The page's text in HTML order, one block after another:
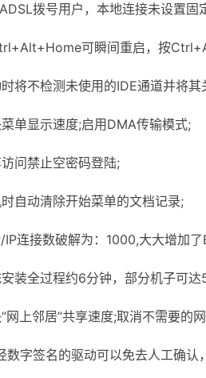
拨号用户，本地连接未设置固
可瞬间重启，按
不检测未使用的IDE通道并将其
显示速度;启用DMA传输模式;
禁止空密码登陆;
动清除开始菜单的文档记录;
接数破解为：1000,大大增加了
全过程约6分钟，部分机子可达
上邻居”共享速度;取消不需要的
字签名的驱动可以免去人工确认